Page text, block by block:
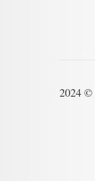
2024 ©